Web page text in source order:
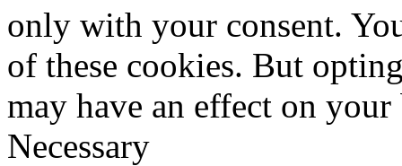
only with your consent.
of these cookies. But
may have an effect on
Necessary